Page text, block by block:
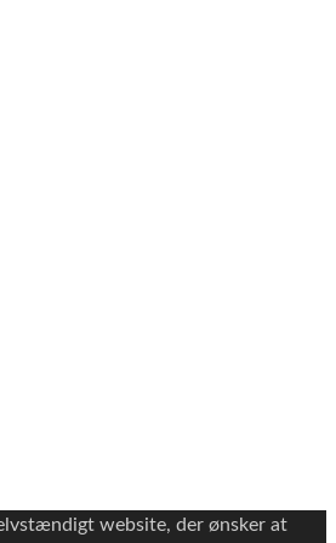
website, der ønsker at